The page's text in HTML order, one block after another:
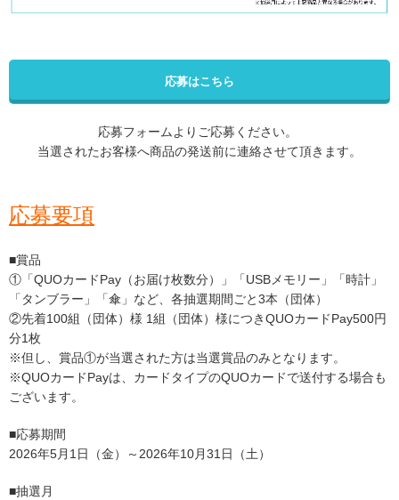
応募はこちら
応募フォームよりご応募ください。
当選されたお客様へ商品の発送前に連絡させて頂きます。
応募要項
■賞品
①「QUOカードPay（お届け枚数分）」「USBメモリー」「時計」
「タンブラー」「傘」など、各抽選期間ごと3本（団体）
②先着100組（団体）様 1組（団体）様につきQUOカードPay500円
分1枚
※但し、賞品①が当選された方は当選賞品のみとなります。
※QUOカードPayは、カードタイプのQUOカードで送付する場合も
ございます。
■応募期間
2026年5月1日（金）～2026年10月31日（土）
■抽選月